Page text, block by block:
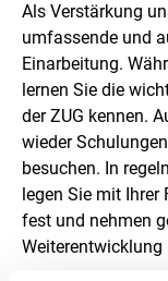
Als Verstärkung
umfassende und
Einarbeitung.
lernen Sie die
der ZUG kennen.
wieder
besuchen. In
legen Sie mit Ihrer
fest und nehmen
Weiterentwicklung